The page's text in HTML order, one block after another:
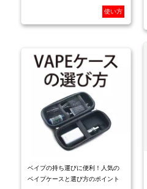
使い方
ベイプの持ち運びに便利！人気の
ベイプケースと選び方のポイント